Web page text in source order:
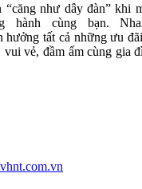
“căng như dây đàn” khi
hành cùng bạn.
hưởng tất cả những ưu
vui vẻ, đầm ấm cùng gia